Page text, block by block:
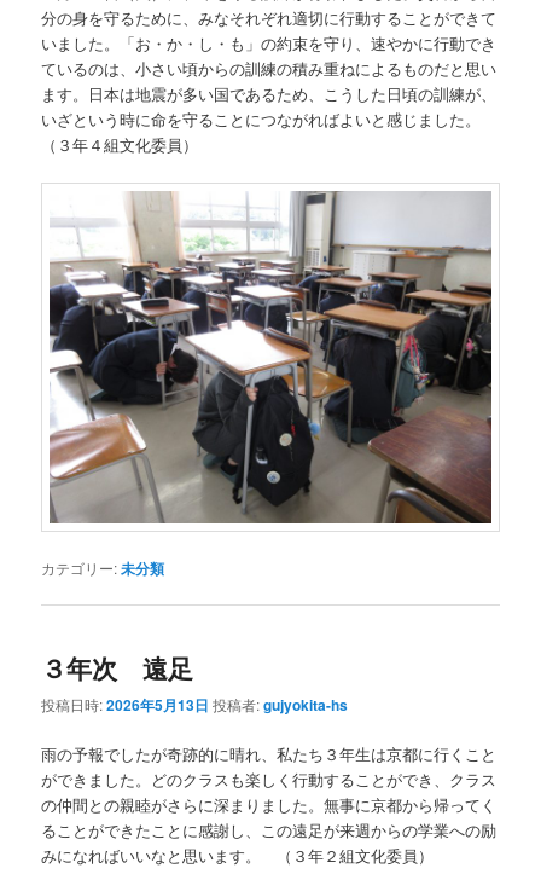
分の身を守るために、みなそれぞれ適切に行動することができて
いました。「お・か・し・も」の約束を守り、速やかに行動でき
ているのは、小さい頃からの訓練の積み重ねによるものだと思い
ます。日本は地震が多い国であるため、こうした日頃の訓練が、
いざという時に命を守ることにつながればよいと感じました。
（３年４組文化委員）
カテゴリー:未分類
３年次 遠足
投稿日時:2026年5月13日 投稿者:gujyokita-hs
雨の予報でしたが奇跡的に晴れ、私たち３年生は京都に行くこと
ができました。どのクラスも楽しく行動することができ、クラス
の仲間との親睦がさらに深まりました。無事に京都から帰ってく
ることができたことに感謝し、この遠足が来週からの学業への励
みになればいいなと思います。 （３年２組文化委員）